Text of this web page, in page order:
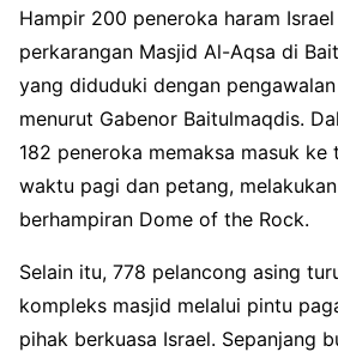
Hampir 200 peneroka haram
perkarangan Masjid Al-Aqsa di
yang diduduki dengan
menurut Gabenor Baitulmaqdis.
182 peneroka memaksa masuk ke
waktu pagi dan petang,
berhampiran Dome of the Rock.
Selain itu, 778 pelancong asing
kompleks masjid melalui pintu
pihak berkuasa Israel. Sepanjang